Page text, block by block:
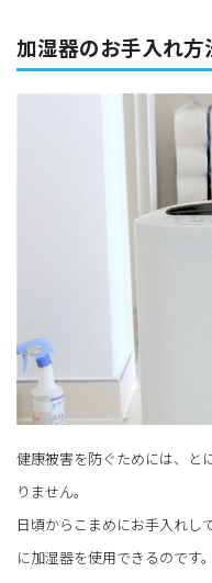
家庭向け空気清浄
加湿器のお手入れ方
健康被害を防ぐためには、と
りません。
日頃からこまめにお手入れし
に加湿器を使用できるのです。